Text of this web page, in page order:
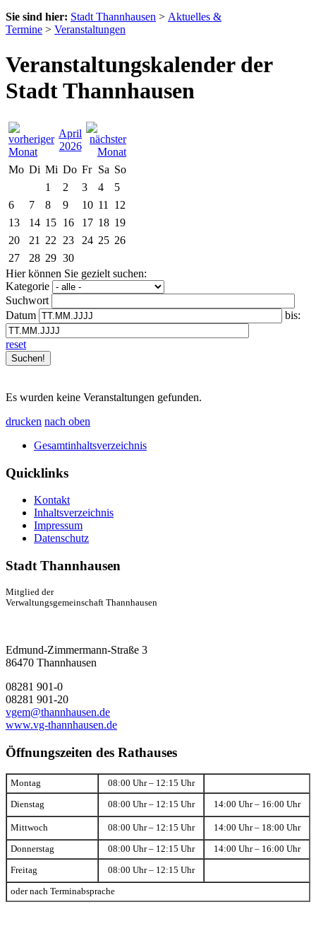
Sie sind hier: Stadt Thannhausen > Aktuelles &
Termine > Veranstaltungen
Veranstaltungskalender der
Stadt Thannhausen
April
2026
Mo Di Mi Do Fr Sa So
1
2 3 4
5
6
7 8 9 10 11
12
13
14 15 16 17 18 19
20
21 22 23 24 25 26
27
28 29 30
Hier können Sie gezielt suchen:
Kategorie
Suchwort
Datum
bis:
reset
Es wurden keine Veranstaltungen gefunden.
drucken nach oben
Gesamtinhaltsverzeichnis
Quicklinks
Kontakt
Inhaltsverzeichnis
Impressum
Datenschutz
Stadt Thannhausen
Mitglied der
Verwaltungsgemeinschaft Thannhausen
Edmund-Zimmermann-Straße 3
86470 Thannhausen
08281 901-0
08281 901-20
vgem@thannhausen.de
www.vg-thannhausen.de
Öffnungszeiten des Rathauses
Montag 08:00 Uhr – 12:15 Uhr
Dienstag 08:00 Uhr – 12:15 Uhr 14:00 Uhr – 16:00 Uhr
Mittwoch 08:00 Uhr – 12:15 Uhr 14:00 Uhr – 18:00 Uhr
Donnerstag 08:00 Uhr – 12:15 Uhr 14:00 Uhr – 16:00 Uhr
Freitag 08:00 Uhr – 12:15 Uhr
oder nach Terminabsprache